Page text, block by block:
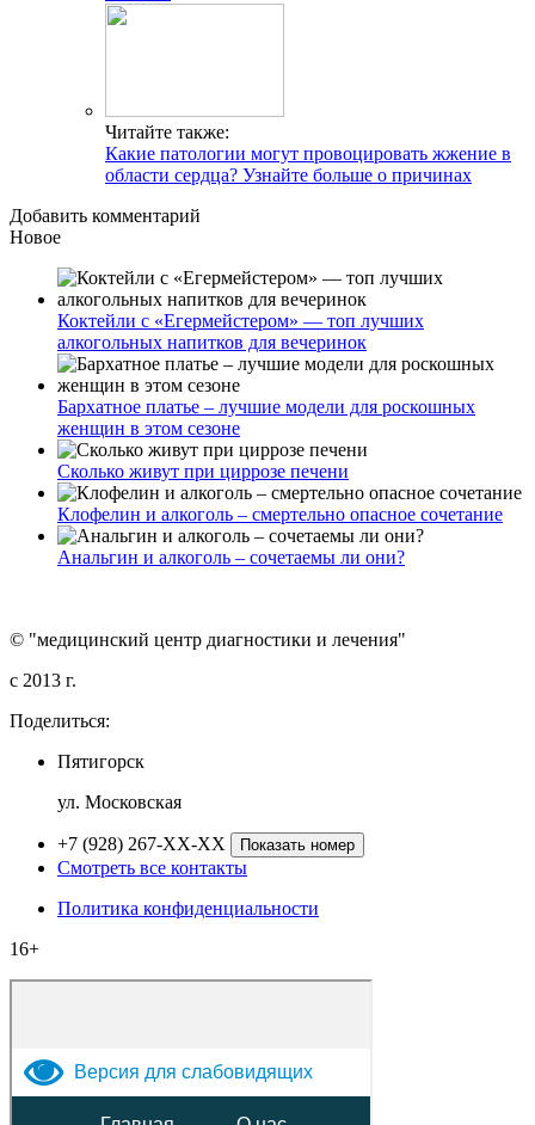
Читайте также:
Какие патологии могут провоцировать жжение в
области сердца? Узнайте больше о причинах
Добавить комментарий
Новое
Коктейли с «Егермейстером» — топ лучших
алкогольных напитков для вечеринок
Бархатное платье – лучшие модели для роскошных
женщин в этом сезоне
Сколько живут при циррозе печени
Клофелин и алкоголь – смертельно опасное сочетание
Анальгин и алкоголь – сочетаемы ли они?
© "медицинский центр диагностики и лечения"
c 2013 г.
Поделиться:
Пятигорск
ул. Московская
+7 (928) 267-XX-XX Показать номер
Смотреть все контакты
Политика конфиденциальности
16+